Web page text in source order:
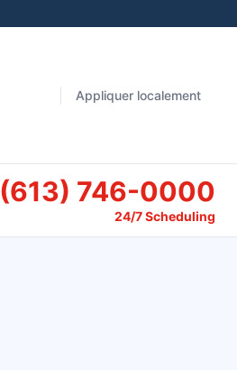
Appliquer localement
(613) 746-0000
24/7 Scheduling